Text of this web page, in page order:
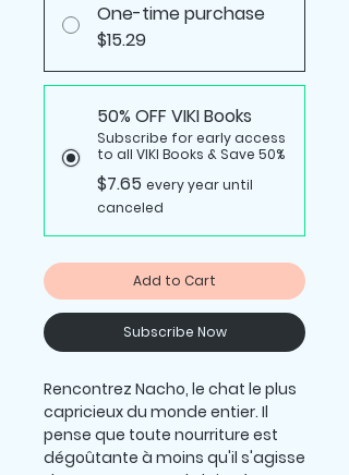
One-time purchase
$15.29
50% OFF VIKI Books
Subscribe for early access
to all VIKI Books & Save 50%
$7.65 every year until
canceled
Add to Cart
Subscribe Now
Rencontrez Nacho, le chat le plus
capricieux du monde entier. Il
pense que toute nourriture est
dégoûtante à moins qu'il s'agisse